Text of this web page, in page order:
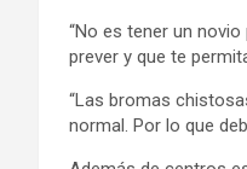
“No es tener un
prever y que te
“Las bromas
normal. Por lo que